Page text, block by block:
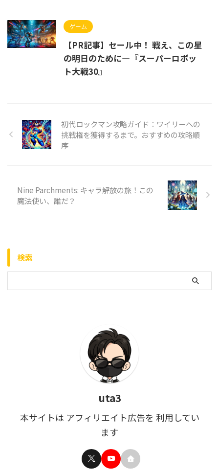
ゲーム
【PR記事】セール中！ 戦え、この星
の明日のために—『スーパーロボッ
ト大戦30』
初代ロックマン攻略ガイド：ワイリーへの
挑戦権を獲得するまで。おすすめの攻略順
序
Nine Parchments: キャラ解放の旅！この
魔法使い、誰だ？
検索
uta3
本サイトは アフィリエイト広告を 利用してい
ます